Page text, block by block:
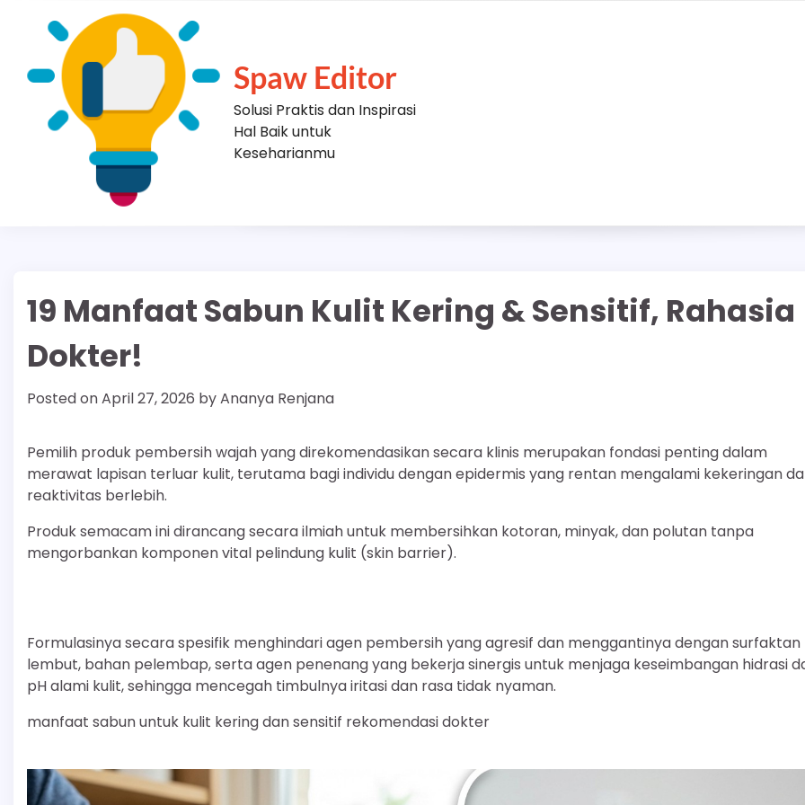
Spaw Editor
Solusi Praktis dan Inspirasi
Hal Baik untuk
Keseharianmu
19 Manfaat Sabun Kulit Kering & Sensitif, Rahasia
Dokter!
Posted onApril 27, 2026 byAnanya Renjana
Pemilih produk pembersih wajah yang direkomendasikan secara klinis merupakan fondasi penting dalam
merawat lapisan terluar kulit, terutama bagi individu dengan epidermis yang rentan mengalami kekeringan
reaktivitas berlebih.
Produk semacam ini dirancang secara ilmiah untuk membersihkan kotoran, minyak, dan polutan tanpa
mengorbankan komponen vital pelindung kulit (skin barrier).
Formulasinya secara spesifik menghindari agen pembersih yang agresif dan menggantinya dengan surfaktan
lembut, bahan pelembap, serta agen penenang yang bekerja sinergis untuk menjaga keseimbangan hidrasi
pH alami kulit, sehingga mencegah timbulnya iritasi dan rasa tidak nyaman.
manfaat sabun untuk kulit kering dan sensitif rekomendasi dokter